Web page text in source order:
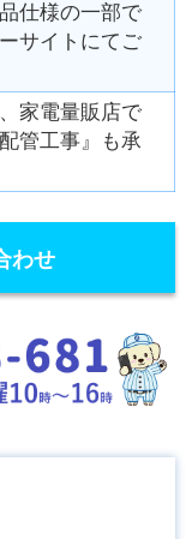
仕様の一部で
サイトにてご
家電量販店で
管工事』も承
わせ